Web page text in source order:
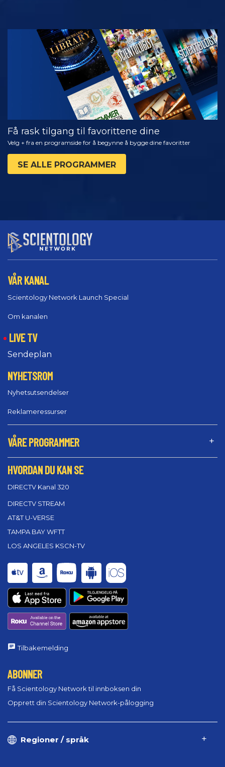
SE
UTFORSK
SERIEN
Få rask tilgang til favorittene dine
Velg + fra en programside for å begynne å bygge dine favoritter
SE ALLE PROGRAMMER
VÅR KANAL
Scientology Network Launch Special
Om kanalen
LIVE TV
Sendeplan
NYHETSROM
Nyhetsutsendelser
Reklameressurser
VÅRE PROGRAMMER
HVORDAN DU KAN SE
DIRECTV Kanal 320
DIRECTV STREAM
AT&T U-VERSE
TAMPA BAY WFTT
LOS ANGELES KSCN-TV
Tilbakemelding
ABONNER
Få Scientology Network til innboksen din
Opprett din Scientology Network-pålogging
Regioner / språk